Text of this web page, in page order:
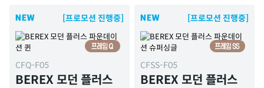
[프로모션 진행중]
CFQ-F05
BEREX 모던 플러스
[프로모션 진행중]
CFSS-F05
BEREX 모던 플러스